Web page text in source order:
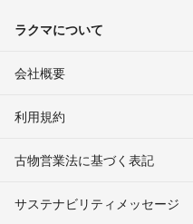
ラクマについて
会社概要
利用規約
古物営業法に基づく表記
サステナビリティメッセージ